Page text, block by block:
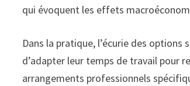
qui évoquent les effets
Dans la pratique, l’écurie des
d’adapter leur temps de travail pour
arrangements professionnels